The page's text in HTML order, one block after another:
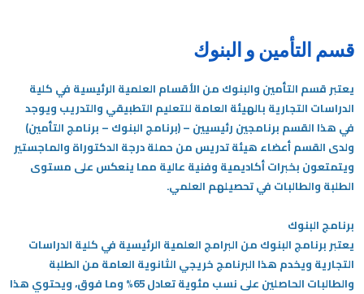
شاشة
One
Accessibility،
اضغط
على
"Ctrl
يقوم
هذا
الاختصار
قسم التأمين و البنوك
يعتبر قسم التأمين والبنوك من الأقسام العلمية الرئيسية في كلية
الدراسات التجارية بالهيئة العامة للتعليم التطبيقي والتدريب ويوجد
في هذا القسم برنامجين رئيسيين – (برنامج البنوك – برنامج التأمين)
ولدى القسم أعضاء هيئة تدريس من حملة درجة الدكتوراة والماجستير
ويتمتعون بخبرات أكاديمية وفنية عالية مما ينعكس على مستوى
الطلبة والطالبات في تحصيلهم العلمي.​
برنامج البنوك
يعتبر برنامج البنوك من البرامج العلمية الرئيسية في كلية الدراسات
التجارية ويخدم هذا البرنامج خريجي الثانوية العامة من الطلبة
والطالبات الحاصلين على نسب مئوية تعادل 65% وما فوق، ويحتوي هذا